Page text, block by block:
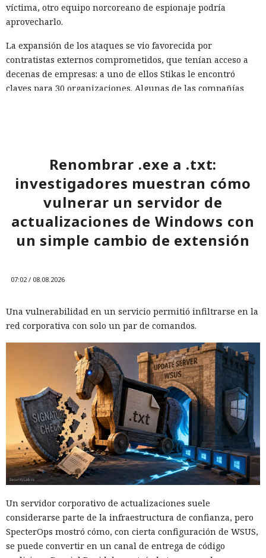
víctima, otro equipo norcoreano de espionaje podría
aprovecharlo.
La expansión de los ataques se vio favorecida por
contratistas externos comprometidos, que tenían acceso a
decenas de empresas: a uno de ellos Stikas le encontró
claves para 30 organizaciones. Algunas de las compañías
el acceso a los sistemas críticos y no ejecutar programas
externos recibidos como tareas de prueba durante el
proceso de contratación.
El DHS intentó acceder a chats
privados de Signal, pero un
tribunal rechazó rápidamente
su petición
06:10 / 09.08.2026
Cuanto más investigaban las autoridades, más se agudizaba
el debate sobre la privacidad en Internet.
Renombrar .exe a .txt:
investigadores muestran cómo
vulnerar un servidor de
actualizaciones de Windows con
un simple cambio de extensión
07:02 / 08.08.2026
Una vulnerabilidad en un servicio permitió infiltrarse en la
red corporativa con solo un par de comandos.
Un servidor corporativo de actualizaciones suele
considerarse parte de la infraestructura de confianza, pero
SpecterOps mostró cómo, con cierta configuración de WSUS,
se puede convertir en un canal de entrega de código